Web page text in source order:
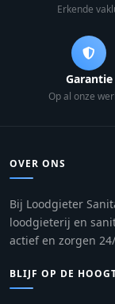
Erkende
Garantie
Op al onze
OVER ONS
Bij Loodgieter
loodgieterij en
actief en zorgen
BLIJF OP DE